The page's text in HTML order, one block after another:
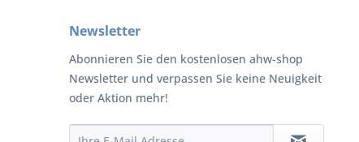
Newsletter
Abonnieren Sie den kostenlosen ahw-shop
Newsletter und verpassen Sie keine Neuigkeit
oder Aktion mehr!